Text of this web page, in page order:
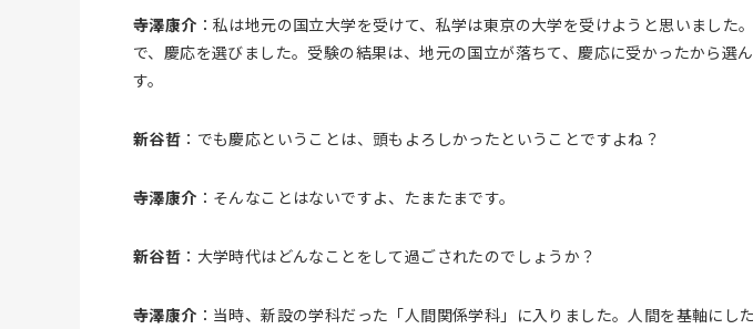
寺澤康介 ：私は地元の国立大学を受けて、私学は東京の大学を受けようと思いました
で、慶応を選びました。受験の結果は、地元の国立が落ちて、慶応に受かったから選
す。
新谷哲 ：でも慶応ということは、頭もよろしかったということですよね？
寺澤康介 ：そんなことはないですよ、たまたまです。
新谷哲 ：大学時代はどんなことをして過ごされたのでしょうか？
寺澤康介 ：当時、新設の学科だった「人間関係学科」に入りました。人間を基軸にし